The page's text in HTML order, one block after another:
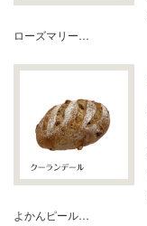
ローズマリー…
よかんピール…